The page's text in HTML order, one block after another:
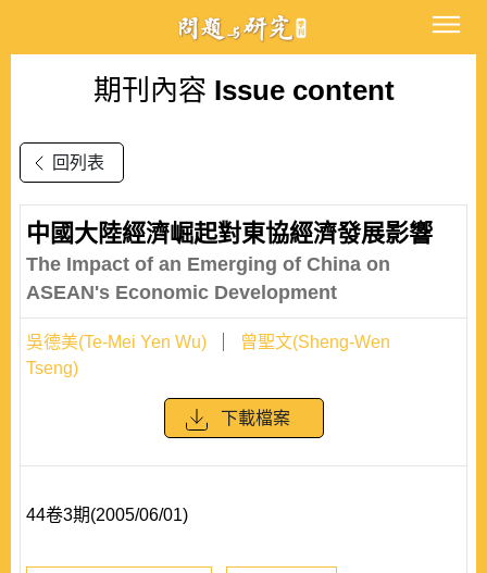
期刊內容 Issue content
回列表
中國大陸經濟崛起對東協經濟發展影響
The Impact of an Emerging of China on
ASEAN's Economic Development
吳德美(Te-Mei Yen Wu)
曾聖文(Sheng-Wen
Tseng)
下載檔案
44卷3期(2005/06/01)